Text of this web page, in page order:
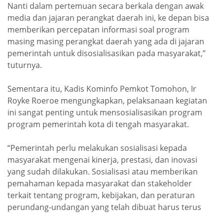
Nanti dalam pertemuan secara berkala dengan awak
media dan jajaran perangkat daerah ini, ke depan bisa
memberikan percepatan informasi soal program
masing masing perangkat daerah yang ada di jajaran
pemerintah untuk disosialisasikan pada masyarakat,”
tuturnya.
Sementara itu, Kadis Kominfo Pemkot Tomohon, Ir
Royke Roeroe mengungkapkan, pelaksanaan kegiatan
ini sangat penting untuk mensosialisasikan program
program pemerintah kota di tengah masyarakat.
“Pemerintah perlu melakukan sosialisasi kepada
masyarakat mengenai kinerja, prestasi, dan inovasi
yang sudah dilakukan. Sosialisasi atau memberikan
pemahaman kepada masyarakat dan stakeholder
terkait tentang program, kebijakan, dan peraturan
perundang-undangan yang telah dibuat harus terus